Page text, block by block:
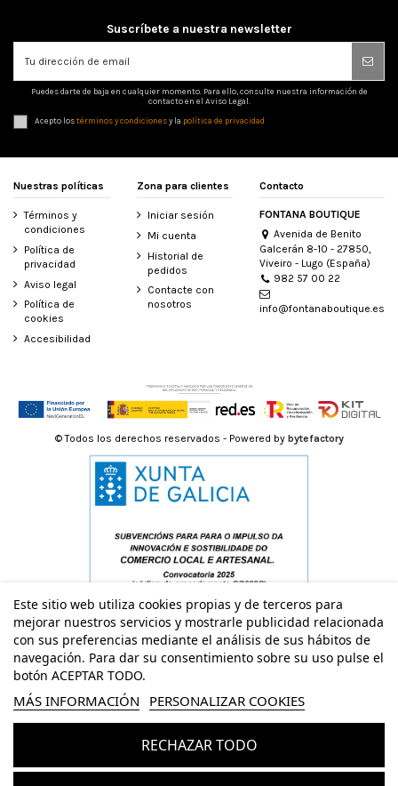
Suscríbete a nuestra newsletter
Puedes darte de baja en cualquier momento. Para ello, consulte nuestra información de
contacto en el Aviso Legal.
Acepto lostérminos y condicionesy la política de privacidad
Nuestras políticas
Términos y
condiciones
Política de
privacidad
Aviso legal
Política de
cookies
Accesibilidad
Zona para clientes
Iniciar sesión
Mi cuenta
Historial de
pedidos
Contacte con
nosotros
Contacto
FONTANA BOUTIQUE
Avenida de Benito
Galcerán 8-10 - 27850,
Viveiro - Lugo (España)
982 57 00 22
info@fontanaboutique.es
Este sitio web utiliza cookies propias y de terceros para
mejorar nuestros servicios y mostrarle publicidad relacionada
con sus preferencias mediante el análisis de sus hábitos de
navegación. Para dar su consentimiento sobre su uso pulse el
botón ACEPTAR TODO.
MÁS INFORMACIÓN PERSONALIZAR COOKIES
RECHAZAR TODO
© Todos los derechos reservados - Powered by bytefactory